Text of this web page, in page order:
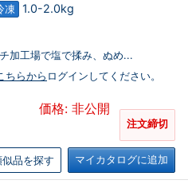
凍 1.0-2.0kg
加工場で塩で揉み、ぬめ...
ちらから ログインしてください。
価格: 非公開
注文締切
似品を探す マイカタログに追加